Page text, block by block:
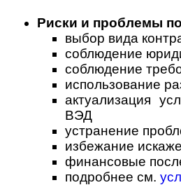
Риски и проблемы
выбор вида
соблюдение
соблюдение
использование
актуализация
ВЭД
устранение
избежание
финансовые
подробнее см.